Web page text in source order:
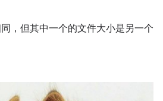
，但其中一个的文件大小是另一个